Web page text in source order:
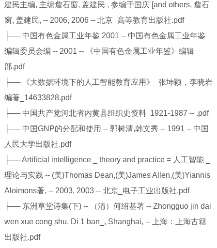
建民主编, 主编詹石窗, 盖建民 , 参编于国庆 [and others, 詹石
窗, 盖建民, -- 2006, 2006 -- 北京_高等教育出版社.pdf
├── 中国有色金属工业年鉴 2001 -- 中国有色金属工业年鉴
编辑委员会编 -- 2001 -- 《中国有色金属工业年鉴》编辑
部.pdf
├── 《大数据环境下的人工智能教育应用》_张坤颖，李晓岩
编著_14633828.pdf
├── 中国共产党河北省内黄县组织史资料 1921-1987 -- .pdf
├── 中国GNP的分配和使用 -- 郭树清,韩文秀 -- 1991 -- 中国
人民大学出版社.pdf
├── Artificial intelligence _ theory and practice = 人工智能 _
理论与实践 -- (美)Thomas Dean,(美)James Allen,(美)Yiannis
Aloimons著, -- 2003, 2003 -- 北京_电子工业出版社.pdf
├── 东洲草堂诗集(下) -- （清）何绍基著 -- Zhongguo jin dai
wen xue cong shu, Di 1 ban_, Shanghai, -- 上海：上海古籍
出版社.pdf